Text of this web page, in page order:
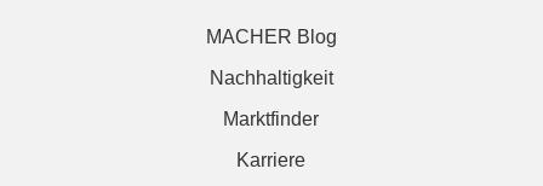
MACHER Blog
Nachhaltigkeit
Marktfinder
Karriere